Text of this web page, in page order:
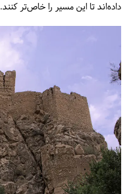
داده‌اند تا این مسیر را خاص‌تر کنند.